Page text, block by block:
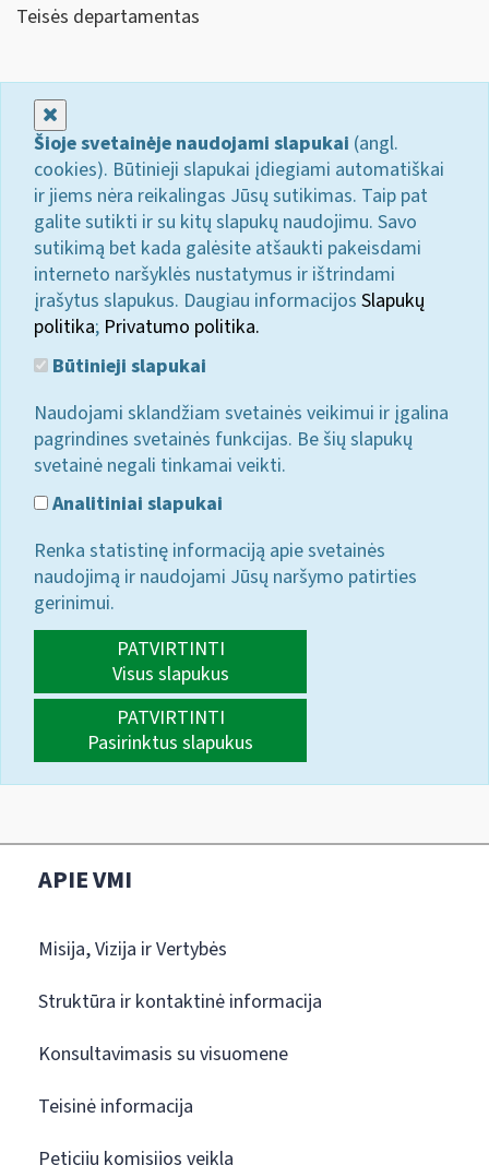
Teisės departamentas
Šioje svetainėje naudojami slapukai (angl.
cookies). Būtinieji slapukai įdiegiami automatiškai
ir jiems nėra reikalingas Jūsų sutikimas. Taip pat
galite sutikti ir su kitų slapukų naudojimu. Savo
sutikimą bet kada galėsite atšaukti pakeisdami
interneto naršyklės nustatymus ir ištrindami
įrašytus slapukus. Daugiau informacijos Slapukų
politika; Privatumo politika.
Būtinieji slapukai
Naudojami sklandžiam svetainės veikimui ir įgalina
pagrindines svetainės funkcijas. Be šių slapukų
svetainė negali tinkamai veikti.
Analitiniai slapukai
Renka statistinę informaciją apie svetainės
naudojimą ir naudojami Jūsų naršymo patirties
gerinimui.
PATVIRTINTI
Visus slapukus
PATVIRTINTI
Pasirinktus slapukus
APIE VMI
Misija, Vizija ir Vertybės
Struktūra ir kontaktinė informacija
Konsultavimasis su visuomene
Teisinė informacija
Peticijų komisijos veikla